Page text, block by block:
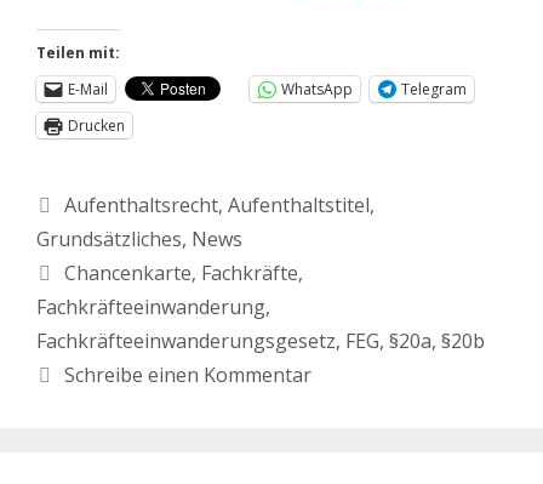
Teilen mit:
E-Mail
WhatsApp
Telegram
Drucken
Aufenthaltsrecht, Aufenthaltstitel,
Grundsätzliches, News
Chancenkarte, Fachkräfte,
Fachkräfteeinwanderung,
Fachkräfteeinwanderungsgesetz, FEG, §20a, §20b
Schreibe einen Kommentar